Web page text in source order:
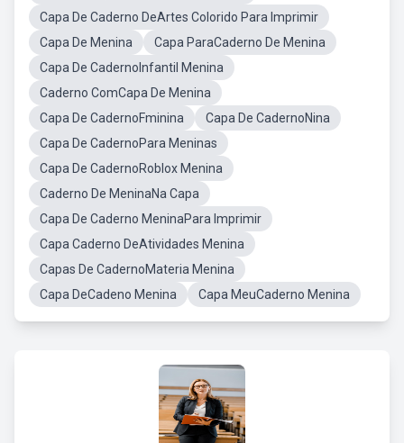
Capa De Caderno DeArtes Colorido Para Imprimir
Capa De Menina
Capa ParaCaderno De Menina
Capa De CadernoInfantil Menina
Caderno ComCapa De Menina
Capa De CadernoFminina
Capa De CadernoNina
Capa De CadernoPara Meninas
Capa De CadernoRoblox Menina
Caderno De MeninaNa Capa
Capa De Caderno MeninaPara Imprimir
Capa Caderno DeAtividades Menina
Capas De CadernoMateria Menina
Capa DeCadeno Menina
Capa MeuCaderno Menina